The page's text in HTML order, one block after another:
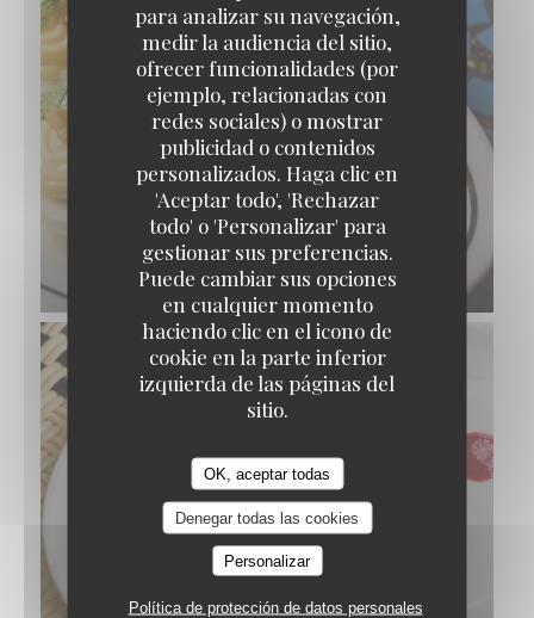
para analizar su navegación,
medir la audiencia del sitio,
ofrecer funcionalidades (por
ejemplo, relacionadas con
redes sociales) o mostrar
publicidad o contenidos
personalizados. Haga clic en
'Aceptar todo', 'Rechazar
todo' o 'Personalizar' para
gestionar sus preferencias.
Puede cambiar sus opciones
en cualquier momento
haciendo clic en el icono de
cookie en la parte inferior
izquierda de las páginas del
sitio.
OK, aceptar todas
Denegar todas las cookies
Personalizar
Política de protección de datos personales
ŒUFS MAYONNAISE